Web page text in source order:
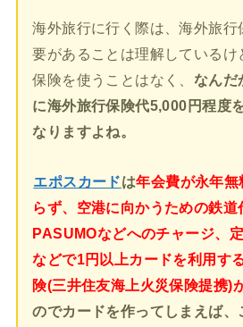
海外旅行に行く際は、海外旅行
要があることは理解しているけ
保険を使うことはなく、 なんだ
に海外旅行保険代5,000円程度
なりますよね。
エポスカードは年会費が永年
らず、空港に向かうための鉄
PASUMOなどへのチャージ、
などで1円以上カードを利用す
険(三井住友海上火災保険提携)
のでカードを作ってしまえば、